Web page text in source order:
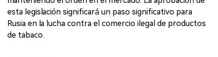
esta legislación significará un paso significativo para
Rusia en la lucha contra el comercio ilegal de productos
de tabaco.